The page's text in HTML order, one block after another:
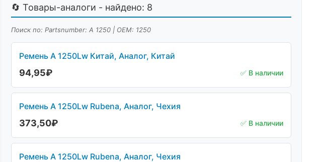
🔄 Товары-аналоги - найдено: 8
Поиск по: Partsnumber: А 1250 | OEM: 1250
Ремень А 1250Lw Китай, Аналог, Китай
94,95₽ ✅ В наличии
Ремень А 1250Lw Rubena, Аналог, Чехия
373,50₽ ✅ В наличии
Ремень А 1250Lw Rubena, Аналог, Чехия